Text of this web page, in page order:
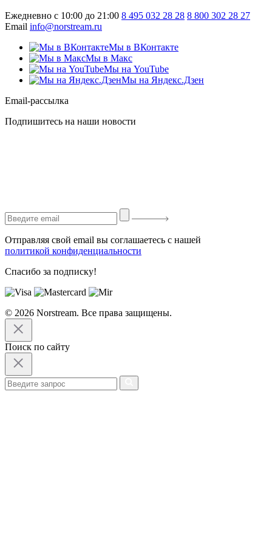
Ежедневно с 10:00 до 21:00 8 495 032 28 28 8 800 302 28 27
Email info@norstream.ru
Мы в ВКонтакте
Мы в Макс
Мы на YouTube
Мы на Яндекс.Дзен
Email-рассылка
Подпишитесь на наши новости
Отправляя свой email вы соглашаетесь с нашей
политикой конфиденциальности
Спасибо за подписку!
© 2026 Norstream. Все права защищены.
Поиск по сайту